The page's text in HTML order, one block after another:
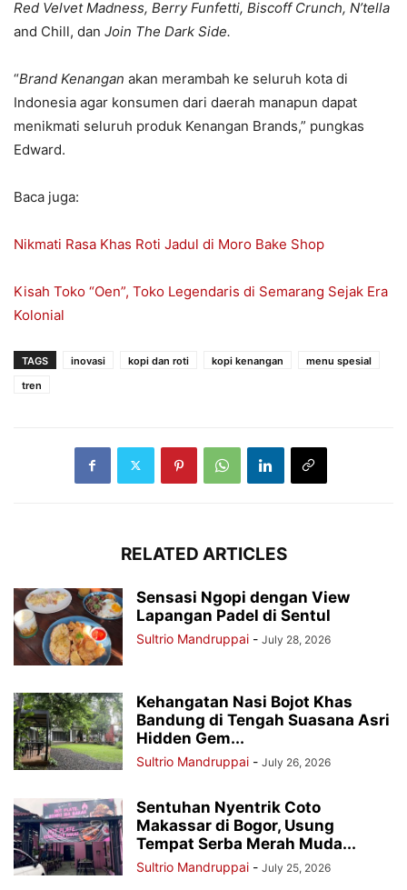
Red Velvet Madness, Berry Funfetti, Biscoff Crunch, N’tella
and Chill, dan Join The Dark Side.
“Brand Kenangan akan merambah ke seluruh kota di
Indonesia agar konsumen dari daerah manapun dapat
menikmati seluruh produk Kenangan Brands,” pungkas
Edward.
Baca juga:
Nikmati Rasa Khas Roti Jadul di Moro Bake Shop
Kisah Toko “Oen”, Toko Legendaris di Semarang Sejak Era
Kolonial
TAGS inovasi kopi dan roti kopi kenangan
menu spesial
tren
RELATED ARTICLES
Sensasi Ngopi dengan View
Lapangan Padel di Sentul
Sultrio Mandruppai - July 28, 2026
Kehangatan Nasi Bojot Khas
Bandung di Tengah Suasana Asri
Hidden Gem...
Sultrio Mandruppai - July 26, 2026
Sentuhan Nyentrik Coto
Makassar di Bogor, Usung
Tempat Serba Merah Muda...
Sultrio Mandruppai - July 25, 2026